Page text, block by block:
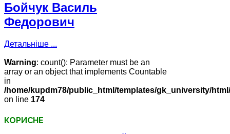
Бойчук Василь
Федорович
Детальніше ...
Warning: count(): Parameter must be an
array or an object that implements Countable
in
/home/kupdm78/public_html/templates/gk_university/
on line 174
КОРИСНЕ